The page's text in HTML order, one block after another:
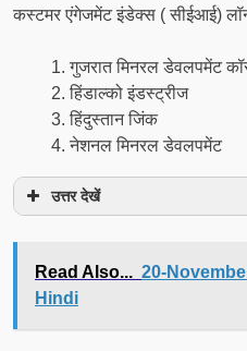
कस्टमर एंगेजमेंट इंडेक्स ( सीईआई)
गुजरात मिनरल डेवलपमेंट
हिंडाल्को इंडस्ट्रीज
हिंदुस्तान जिंक
नेशनल मिनरल डेवलपमेंट
उत्तर देखें
Read Also... 20-
Hindi